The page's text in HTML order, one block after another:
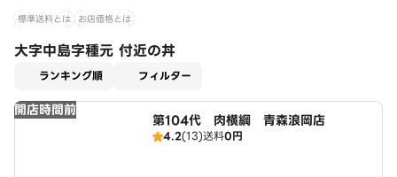
標準送料とは お店価格とは
大字中島字種元 付近の丼
ランキング順 フィルター
開店時間前
第104代 肉横綱 青森浪岡店
4.2(13)送料0円